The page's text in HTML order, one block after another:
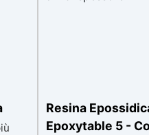
Resina
Epoxytable 5 -